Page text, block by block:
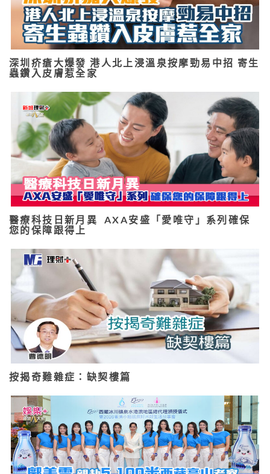
深圳疥瘡大爆發 港人北上浸溫泉按摩勁易中招 寄生
蟲鑽入皮膚惹全家
醫療科技日新月異 AXA安盛「愛唯守」系列確保
您的保障跟得上
按揭奇難雜症：缺契樓篇